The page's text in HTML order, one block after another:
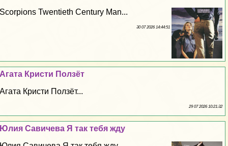
Scorpions Twentieth Century Man...
30 07 2026 14:44:51
Агата Кристи Ползёт
Агата Кристи Ползёт...
29 07 2026 10:21:32
Юлия Савичева Я так тебя жду